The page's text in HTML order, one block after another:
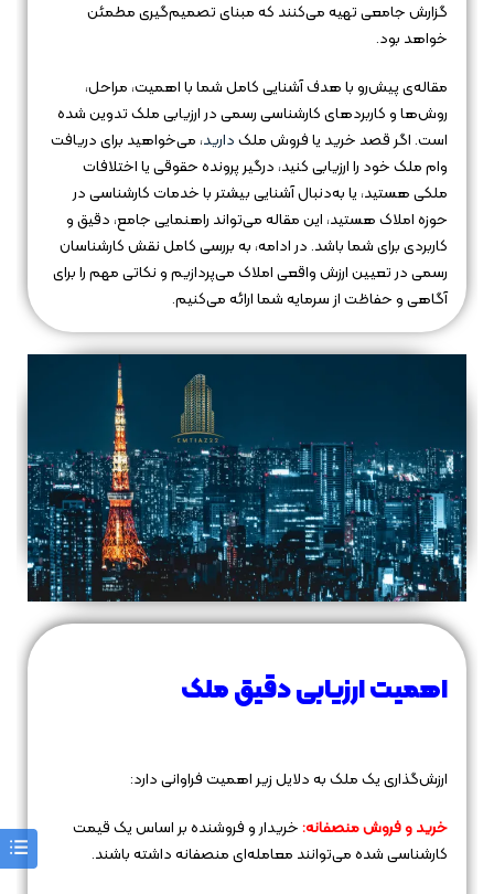
گزارش جامعی تهیه می‌کنند که مبنای تصمیم‌گیری مطمئن
خواهد بود.
مقاله‌ی پیش‌رو با هدف آشنایی کامل شما با اهمیت، مراحل،
روش‌ها و کاربردهای کارشناسی رسمی در ارزیابی ملک تدوین شده
است. اگر قصد خرید یا فروش ملکدارید، می‌خواهید برای دریافت
وام ملک خود را ارزیابی کنید، درگیر پرونده حقوقی یا اختلافات
ملکی هستید، یا به‌دنبال آشنایی بیشتر با خدمات کارشناسی در
حوزه املاک هستید، این مقاله می‌تواند راهنمایی جامع، دقیق و
کاربردی برای شما باشد. در ادامه، به بررسی کامل نقش کارشناسان
رسمی در تعیین ارزش واقعی املاک می‌پردازیم و نکاتی مهم را برای
آگاهی و حفاظت از سرمایه شما ارائه می‌کنیم.
اهمیت ارزیابی دقیق ملک
ارزش‌گذاری یک ملک به دلایل زیر اهمیت فراوانی دارد:
خرید و فروش منصفانه:خریدار و فروشنده بر اساس یک قیمت
کارشناسی شده می‌توانند معامله‌ای منصفانه داشته باشند.